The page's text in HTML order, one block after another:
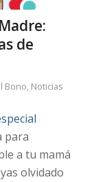
de
Bono, Noticias
para
a tu mamá
olvidado